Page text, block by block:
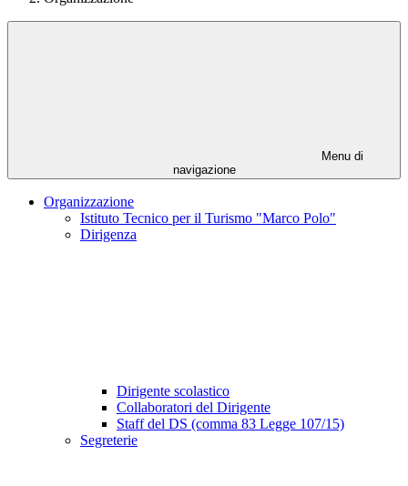
Menu di
navigazione
Organizzazione
Istituto Tecnico per il Turismo "Marco Polo"
Dirigenza
Dirigente scolastico
Collaboratori del Dirigente
Staff del DS (comma 83 Legge 107/15)
Segreterie